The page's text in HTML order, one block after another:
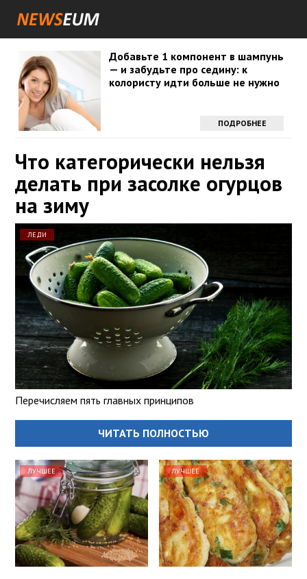
Добавьте 1 компонент в шампунь
— и забудьте про седину: к
колористу идти больше не нужно
ПОДРОБНЕЕ
Что категорически нельзя
делать при засолке огурцов
на зиму
ЛЕДИ
Перечисляем пять главных принципов
ЧИТАТЬ ПОЛНОСТЬЮ
ЛУЧШЕЕ ЛУЧШЕЕ